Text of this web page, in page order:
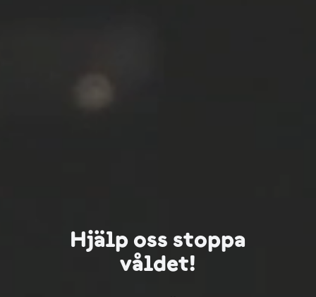
Hjälp oss stoppa
våldet!